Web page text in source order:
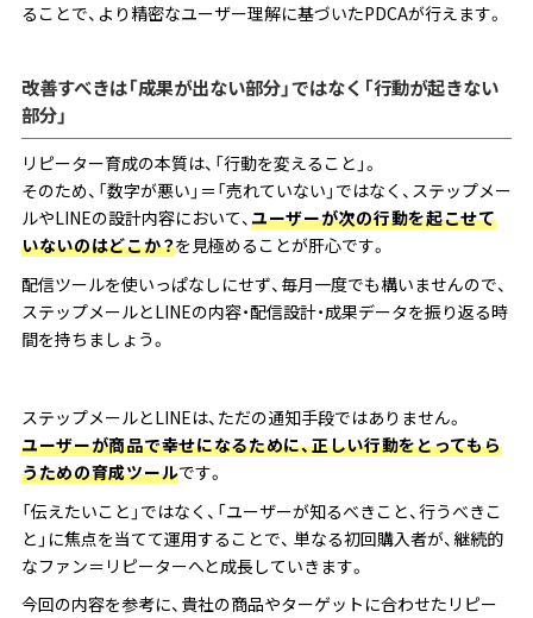
ることで、より精密なユーザー理解に基づいたPDCAが行えます。
改善すべきは「成果が出ない部分」ではなく「行動が起きない
部分」
リピーター育成の本質は、「行動を変えること」。
そのため、「数字が悪い」＝「売れていない」ではなく、ステップメー
ルやLINEの設計内容において、ユーザーが次の行動を起こせて
いないのはどこか？を見極めることが肝心です。
配信ツールを使いっぱなしにせず、毎月一度でも構いませんので、
ステップメールとLINEの内容・配信設計・成果データを振り返る時
間を持ちましょう。
ステップメールとLINEは、ただの通知手段ではありません。
ユーザーが商品で幸せになるために、正しい行動をとってもら
うための育成ツールです。
「伝えたいこと」ではなく、「ユーザーが知るべきこと、行うべきこ
と」に焦点を当てて運用することで、 単なる初回購入者が、継続的
なファン＝リピーターへと成長していきます。
今回の内容を参考に、貴社の商品やターゲットに合わせたリピー